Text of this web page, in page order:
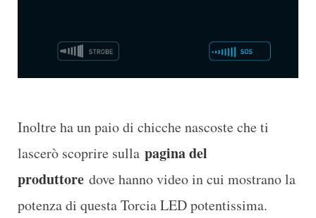
Inoltre ha un paio di chicche nascoste che ti
lascerò scoprire sulla pagina del
produttore dove hanno video in cui mostrano la
potenza di questa Torcia LED potentissima.